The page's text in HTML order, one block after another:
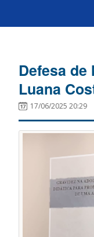
Defesa de
Luana
17/06/2025 20:29